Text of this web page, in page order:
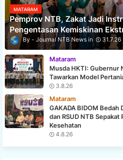
MATARAM
Pemprov NTB, Zakat Jadi
Pengentasan Kemiskinan
Journal NTB News 31.7.26
Mataram
Musda HKTI: Gubernur
Tawarkan Model
3.8.26
Mataram
GAKADA BIDOM Bedah
dan RSUD NTB
Kesehatan
4.8.26